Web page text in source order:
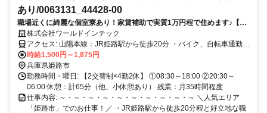
あり/0063131_44428-00
職場近くに綺麗な個室寮あり！家賃補助で実質1万円程で住めます♪【～
40代の男性が多数活躍中！】シンプルなキズチェック作業です★
株式会社ワールドインテック
アクセス: 山陽本線：JR姫路駅から徒歩20分 ・バイク、自転車通勤
OK ・公共交通機関での通勤OK ・交通費規定内支給（上限月5万）
時給1,500円～1,875円
兵庫県姫路市
勤務時間・曜日: 【2交替制×4勤2休】 ①08:30～18:00 ②20:30～
06:00 休憩：計65分（他、小休憩あり） 残業：月35時間程度
仕事内容: ～・～・～・～・～・～・～・～・～・～ ＼人気エリア
「姫路市」でのお仕事！／ ・JR姫路駅から徒歩20分程と好立地な職